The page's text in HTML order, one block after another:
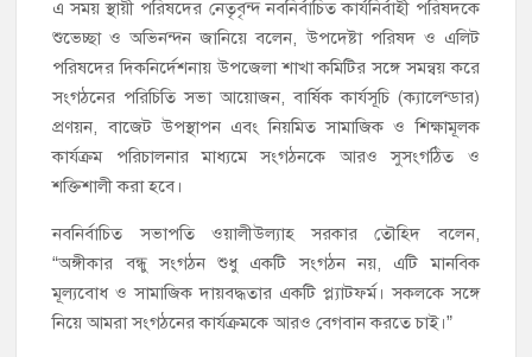
এ সময় স্থায়ী পরিষদের নেতৃবৃন্দ নবনির্বাচিত কার্যনির্বাহী পরিষদকে
শুভেচ্ছা ও অভিনন্দন জানিয়ে বলেন, উপদেষ্টা পরিষদ ও এলিট
পরিষদের দিকনির্দেশনায় উপজেলা শাখা কমিটির সঙ্গে সমন্বয় করে
সংগঠনের পরিচিতি সভা আয়োজন, বার্ষিক কার্যসূচি (ক্যালেন্ডার)
প্রণয়ন, বাজেট উপস্থাপন এবং নিয়মিত সামাজিক ও শিক্ষামূলক
কার্যক্রম পরিচালনার মাধ্যমে সংগঠনকে আরও সুসংগঠিত ও
শক্তিশালী করা হবে।
নবনির্বাচিত সভাপতি ওয়ালীউল্যাহ সরকার তৌহিদ বলেন,
“অঙ্গীকার বন্ধু সংগঠন শুধু একটি সংগঠন নয়, এটি মানবিক
মূল্যবোধ ও সামাজিক দায়বদ্ধতার একটি প্ল্যাটফর্ম। সকলকে সঙ্গে
নিয়ে আমরা সংগঠনের কার্যক্রমকে আরও বেগবান করতে চাই।”